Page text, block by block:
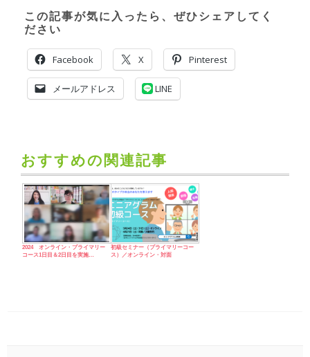
この記事が気に入ったら、ぜひシェアしてく
ださい
Facebook X Pinterest
メールアドレス LINE
おすすめの関連記事
2024 オンライン・プライマリー
コース1日目＆2日目を実施…
初級セミナー（プライマリーコー
ス）／オンライン・対面